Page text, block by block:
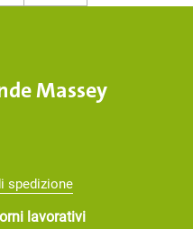
Massey
spedizione
lavorativi